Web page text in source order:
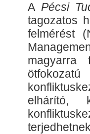
A Pécsi
tagozatos
felmérést
magyarra
elhárító,